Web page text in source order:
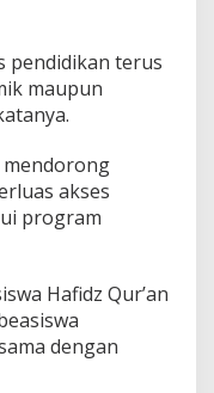
pendidikan terus
maupun
mendorong
akses
program
Hafidz Qur’an
dengan